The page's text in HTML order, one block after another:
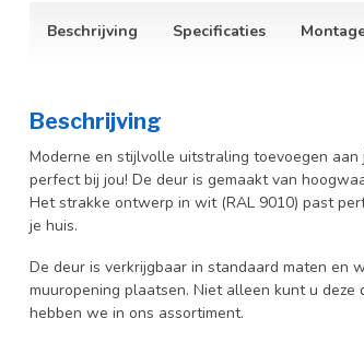
Beschrijving Specificaties
Beschrijving
Moderne en stijlvolle uitstraling toevoegen
perfect bij jou! De deur is gemaakt van
Het strakke ontwerp in wit (RAL 9010) past
je huis.
De deur is verkrijgbaar in standaard maten en
muuropening plaatsen. Niet alleen kunt u
hebben we in ons assortiment.